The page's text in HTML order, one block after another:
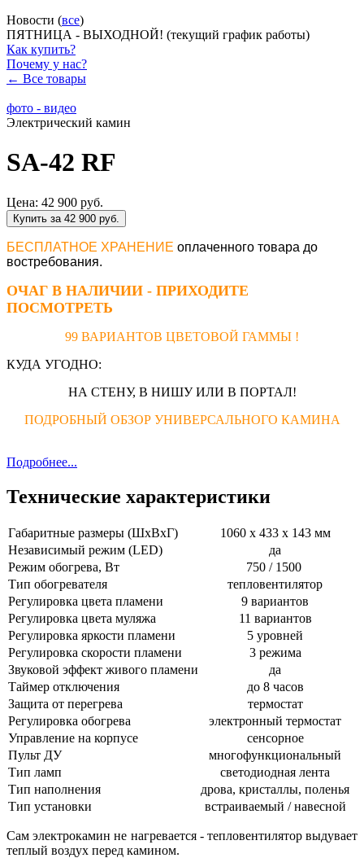
Новости (все)
ПЯТНИЦА - ВЫХОДНОЙ! (текущий график работы)
Как купить?
Почему у нас?
← Все товары
фото - видео
Электрический камин
SA-42 RF
Цена: 42 900 руб.
Купить за 42 900 руб.
БЕСПЛАТНОЕ ХРАНЕНИЕ оплаченного товара до
востребования.
ОЧАГ В НАЛИЧИИ - ПРИХОДИТЕ
ПОСМОТРЕТЬ
99 ВАРИАНТОВ ЦВЕТОВОЙ ГАММЫ !
КУДА УГОДНО:
НА СТЕНУ, В НИШУ ИЛИ В ПОРТАЛ!
ПОДРОБНЫЙ ОБЗОР УНИВЕРСАЛЬНОГО КАМИНА
Подробнее...
Технические характеристики
Габаритные размеры (ШхВхГ)
1060 х 433 х 143 мм
Независимый режим (LED)
да
Режим обогрева, Вт
750 / 1500
Тип обогревателя
тепловентилятор
Регулировка цвета пламени
9 вариантов
Регулировка цвета муляжа
11 вариантов
Регулировка яркости пламени
5 уровней
Регулировка скорости пламени
3 режима
Звуковой эффект живого пламени
да
Таймер отключения
до 8 часов
Защита от перегрева
термостат
Регулировка обогрева
электронный термостат
Управление на корпусе
сенсорное
Пульт ДУ
многофункциональный
Тип ламп
светодиодная лента
Тип наполнения
дрова, кристаллы, поленья
Тип установки
встраиваемый / навесной
Сам электрокамин не нагревается - тепловентилятор выдувает
теплый воздух перед камином.